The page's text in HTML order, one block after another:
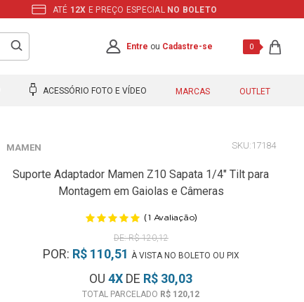
ATÉ 12X E PREÇO ESPECIAL NO BOLETO
Entre ou Cadastre-se 0
ACESSÓRIO FOTO E VÍDEO MARCAS OUTLET
MAMEN 17184
Suporte Adaptador Mamen Z10 Sapata 1/4" Tilt para
Montagem em Gaiolas e Câmeras
(1 Avaliação)
R$ 120,12
POR: R$ 110,51 À VISTA NO BOLETO OU PIX
OU4X DE R$ 30,03
R$ 120,12